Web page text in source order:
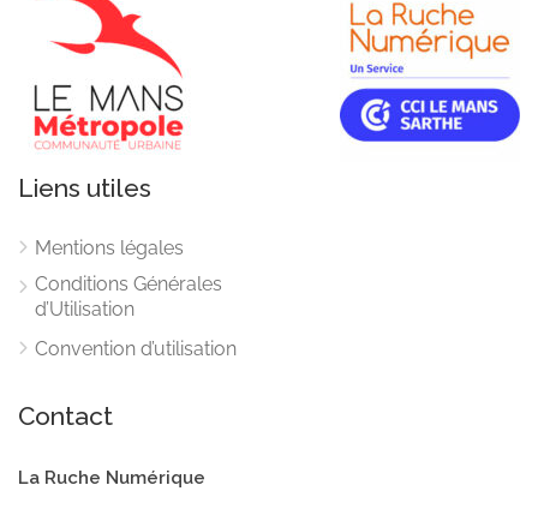
Liens utiles
Mentions légales
Conditions Générales
d’Utilisation
Convention d’utilisation
Contact
La Ruche Numérique